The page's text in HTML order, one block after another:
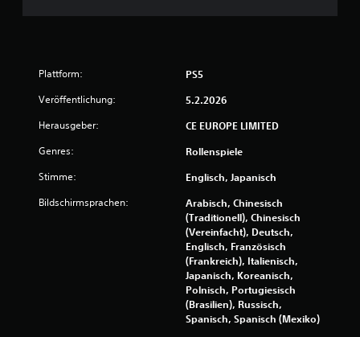
n
a
u
s
Plattform: PS5
Veröffentlichung: 5.2.2026
Herausgeber: CE EUROPE LIMITED
Genres: Rollenspiele
Stimme: Englisch, Japanisch
Bildschirmsprachen:
Arabisch, Chinesisch
(Traditionell), Chinesisch
(Vereinfacht), Deutsch,
Englisch, Französisch
(Frankreich), Italienisch,
Japanisch, Koreanisch,
Polnisch, Portugiesisch
(Brasilien), Russisch,
Spanisch, Spanisch (Mexiko)